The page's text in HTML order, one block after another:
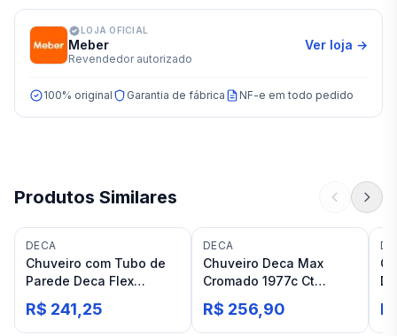
LOJA OFICIAL
Meber
Revendedor autorizado
Ver loja →
100% original Garantia de fábrica NF-e em todo pedido
Produtos Similares
DECA
Chuveiro com Tubo de
Parede Deca Flex
Cromado
R$ 241,25
DECA
Chuveiro Deca Max
Cromado 1977c Ct
parede
R$ 256,90